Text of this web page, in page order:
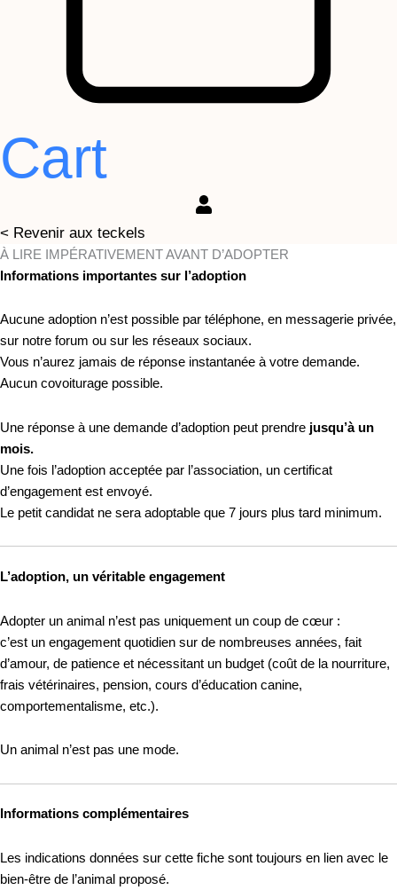
Cart
< Revenir aux teckels
À LIRE IMPÉRATIVEMENT AVANT D’ADOPTER
Informations importantes sur l’adoption
Aucune adoption n’est possible par téléphone, en messagerie privée,
sur notre forum ou sur les réseaux sociaux.
Vous n’aurez jamais de réponse instantanée à votre demande.
Aucun covoiturage possible.
Une réponse à une demande d’adoption peut prendre jusqu’à un
mois.
Une fois l’adoption acceptée par l’association, un certificat
d’engagement est envoyé.
Le petit candidat ne sera adoptable que 7 jours plus tard minimum.
L’adoption, un véritable engagement
Adopter un animal n’est pas uniquement un coup de cœur :
c’est un engagement quotidien sur de nombreuses années, fait
d’amour, de patience et nécessitant un budget (coût de la nourriture,
frais vétérinaires, pension, cours d’éducation canine,
comportementalisme, etc.).
Un animal n’est pas une mode.
Informations complémentaires
Les indications données sur cette fiche sont toujours en lien avec le
bien-être de l’animal proposé.